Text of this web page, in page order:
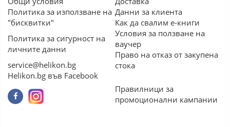
Политика за използване на
"бисквитки"
Политика за сигурност на
личните данни
service@helikon.bg
Helikon.bg във Facebook
Данни за клиента
Как да свалим е-книги
Условия за ползване на
ваучер
Право на отказ от закупена
стока
Правилници за
промоционални кампании